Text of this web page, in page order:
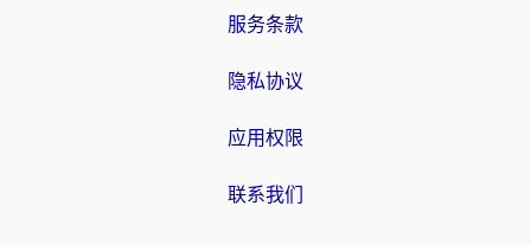
服务条款
隐私协议
应用权限
联系我们